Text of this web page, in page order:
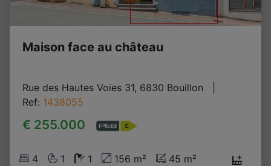
Maison face au château
Rue des Hautes Voies 31, 6830 Bouillon
Ref: 1438055
€ 255.000
4 1 1 156 m² 45 m²